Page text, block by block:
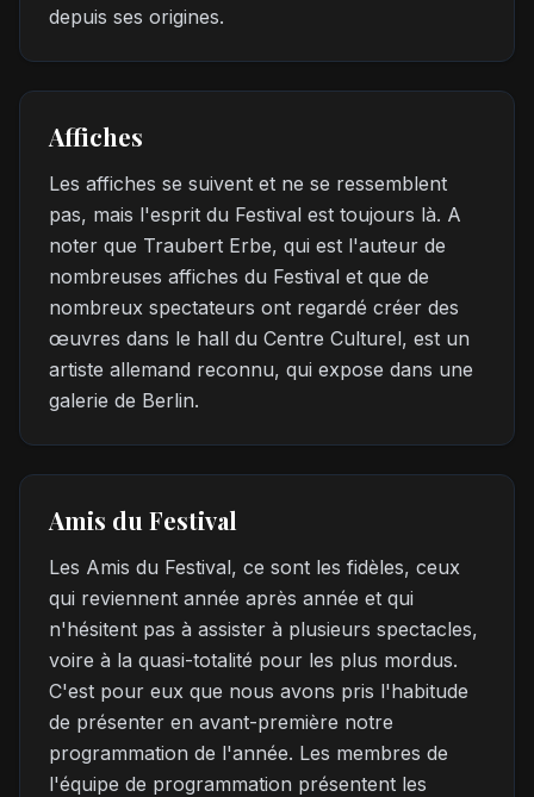
depuis ses origines.
Affiches
Les affiches se suivent et ne se ressemblent
pas, mais l'esprit du Festival est toujours là. A
noter que Traubert Erbe, qui est l'auteur de
nombreuses affiches du Festival et que de
nombreux spectateurs ont regardé créer des
œuvres dans le hall du Centre Culturel, est un
artiste allemand reconnu, qui expose dans une
galerie de Berlin.
Amis du Festival
Les Amis du Festival, ce sont les fidèles, ceux
qui reviennent année après année et qui
n'hésitent pas à assister à plusieurs spectacles,
voire à la quasi-totalité pour les plus mordus.
C'est pour eux que nous avons pris l'habitude
de présenter en avant-première notre
programmation de l'année. Les membres de
l'équipe de programmation présentent les